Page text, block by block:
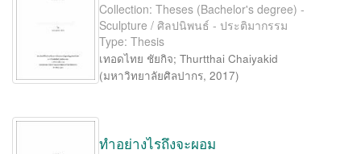
Collection: Theses (Bachelor's degree) -
Sculpture / ศิลปนิพนธ์ - ประติมากรรม
Type: Thesis
เทอดไทย ชัยกิจ; Thurtthai Chaiyakid
(มหาวิทยาลัยศิลปากร, 2017)
ทำอย่างไรถึงจะผอม